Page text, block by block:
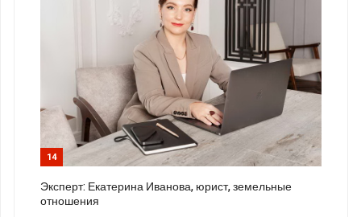
14
Эксперт: Екатерина Иванова, юрист, земельные
отношения